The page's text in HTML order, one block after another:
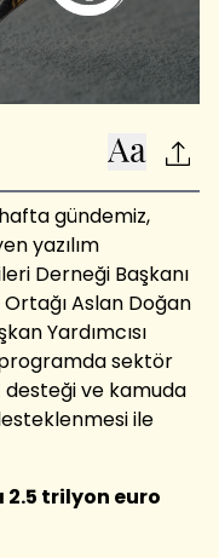
gündemiz,
yazılım
Derneği Başkanı
Aslan Doğan
Yardımcısı
programda sektör
desteği ve kamuda
ile
2.5 trilyon euro